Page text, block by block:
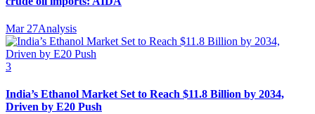
Mar 27Analysis
3
India’s Ethanol Market Set to Reach $11.8 Billion by 2034,
Driven by E20 Push